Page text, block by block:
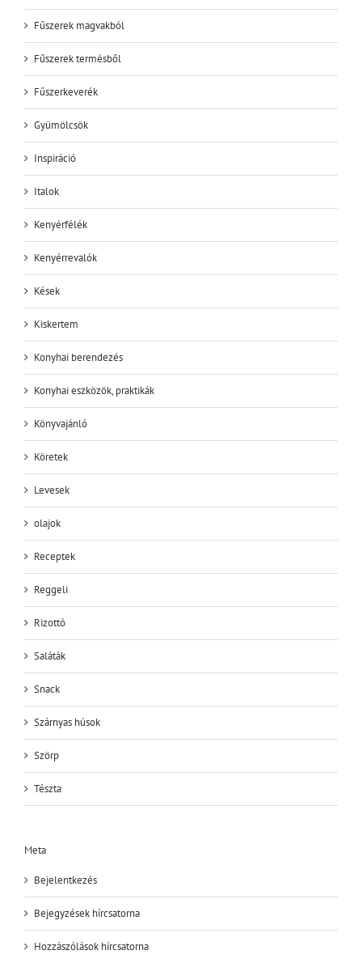
Fűszerek magvakból
Fűszerek termésből
Fűszerkeverék
Gyümölcsök
Inspiráció
Italok
Kenyérfélék
Kenyérrevalók
Kések
Kiskertem
Konyhai berendezés
Konyhai eszközök, praktikák
Könyvajánló
Köretek
Levesek
olajok
Receptek
Reggeli
Rizottó
Saláták
Snack
Szárnyas húsok
Szörp
Tészta
Meta
Bejelentkezés
Bejegyzések hírcsatorna
Hozzászólások hírcsatorna